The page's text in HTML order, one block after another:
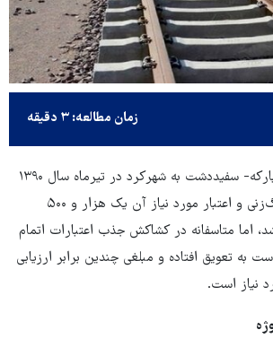
زمان مطالعه: ۳ دقیقه
اجرای پروژه راه‌آهن مبارکه- سفیددشت به شهرکرد در تیرماه سال ۱۳۹۰
به طول ۹۲ کیلومتر کلنگ‌زنی و اعتبار مورد نیاز آن یک هزار و ۵۰۰
اما متاسفانه در کشاکش جذب اعتبارات اتمام
به تعویق افتاده و مبلغی چندین برابر ارزیابی
نیاز است.